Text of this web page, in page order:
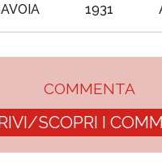
1931
COMMENTA
SCOPRI I